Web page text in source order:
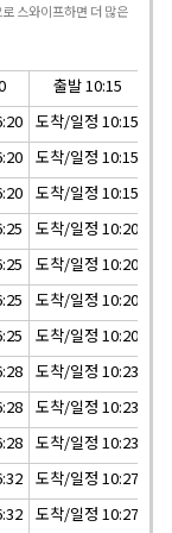
스와이프하면 더 많은
출발 10:15
도착/일정 10:15
도착/일정 10:15
도착/일정 10:15
도착/일정 10:20
도착/일정 10:20
도착/일정 10:20
도착/일정 10:20
도착/일정 10:23
도착/일정 10:23
도착/일정 10:23
도착/일정 10:27
도착/일정 10:27